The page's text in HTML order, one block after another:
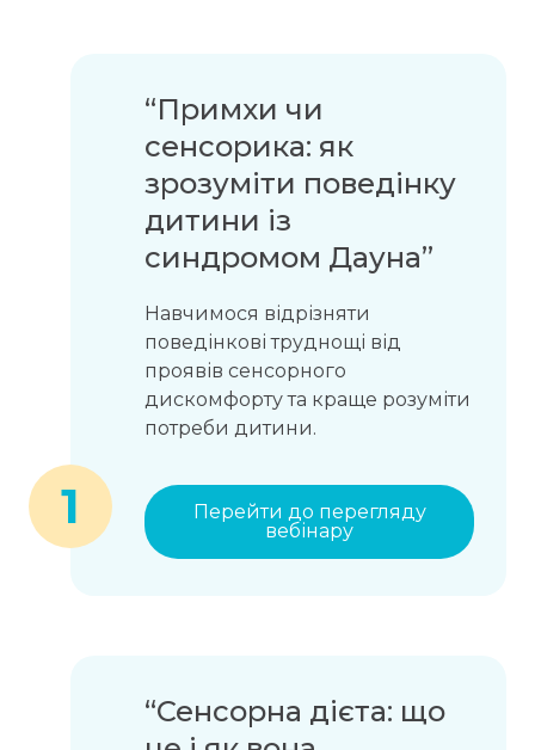
“Примхи чи
сенсорика: як
зрозуміти поведінку
дитини із
синдромом Дауна”
Навчимося відрізняти
поведінкові труднощі від
проявів сенсорного
дискомфорту та краще розуміти
потреби дитини.
Перейти до перегляду
вебінару
1
“Сенсорна дієта: що